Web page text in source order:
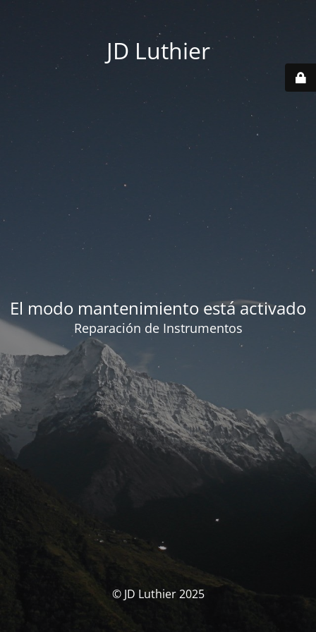
JD Luthier
El modo mantenimiento está activado
Reparación de Instrumentos
© JD Luthier 2025